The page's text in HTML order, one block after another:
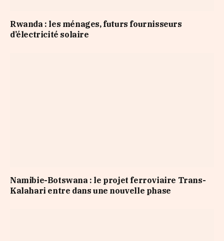
Rwanda : les ménages, futurs fournisseurs
d’électricité solaire
Namibie-Botswana : le projet ferroviaire Trans-
Kalahari entre dans une nouvelle phase